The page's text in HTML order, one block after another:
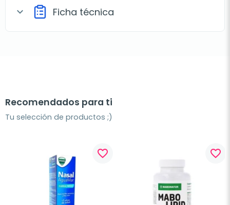
expand_more Ficha técnica
Recomendados para ti
Tu selección de productos ;)
favorite_border favorite_border